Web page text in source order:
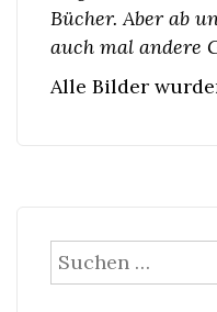
Bücher. Aber ab
auch mal andere
Alle Bilder
Suchen
nach: